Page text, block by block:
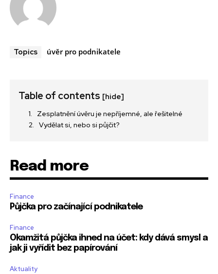
Topics úvěr pro podnikatele
Table of contents [hide]
Zesplatnění úvěru je nepříjemné, ale řešitelné
Vydělat si, nebo si půjčit?
Read more
Finance
Půjčka pro začínající podnikatele
Finance
Okamžitá půjčka ihned na účet: kdy dává smysl a
jak ji vyřídit bez papírování
Aktuality